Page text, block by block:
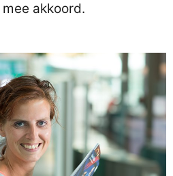
akkoord.